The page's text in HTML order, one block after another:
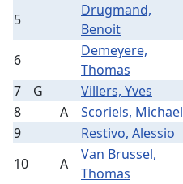
5
Drugmand,
Benoit
6
Demeyere,
Thomas
7
G Villers, Yves
8
A Scoriels, Michael
9
Restivo, Alessio
10
A
Van Brussel,
Thomas